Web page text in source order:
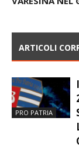
ARTICOLI
PRO PATRIA